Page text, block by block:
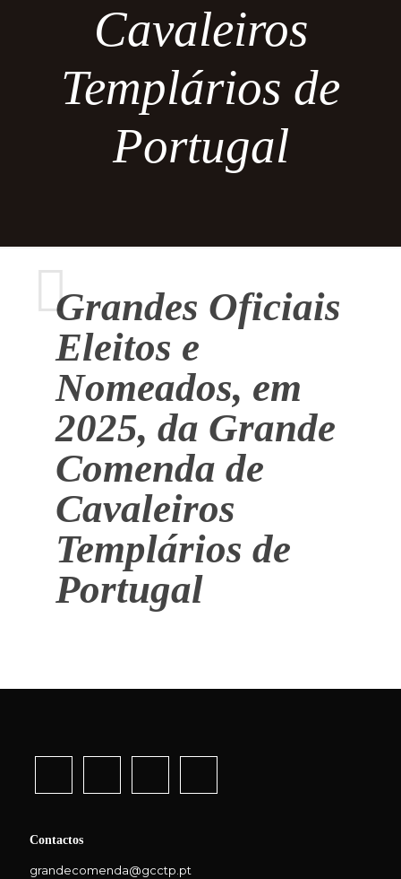
Cavaleiros
Templários de
Portugal
Grandes Oficiais
Eleitos e
Nomeados, em
2025, da Grande
Comenda de
Cavaleiros
Templários de
Portugal
Contactos
grandecomenda@gcctp.pt